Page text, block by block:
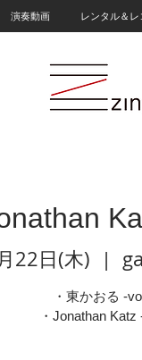
演奏動画 レンタル＆
22日(木)
  |
・東かおる -
・Jonathan Katz